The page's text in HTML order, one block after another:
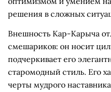
решения в сложных
Внешность Кар-Карыча
смешариков: он носит
подчеркивает его
старомодный стиль. Его
черты мудрого